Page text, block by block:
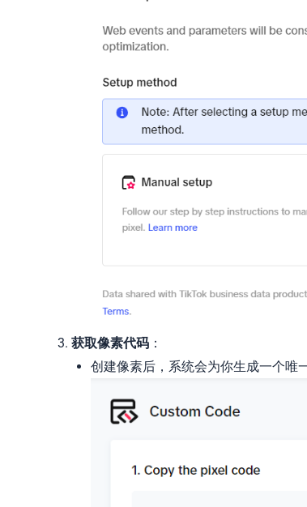
获取像素代码 ：
创建像素后，系统会为你生成一个唯